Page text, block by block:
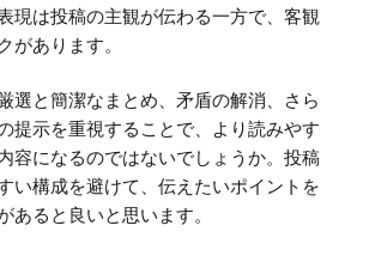
現は投稿の主観が伝わる一方で、客観
があります。
選と簡潔なまとめ、矛盾の解消、さら
提示を重視することで、より読みやす
容になるのではないでしょうか。投稿
い構成を避けて、伝えたいポイントを
あると良いと思います。